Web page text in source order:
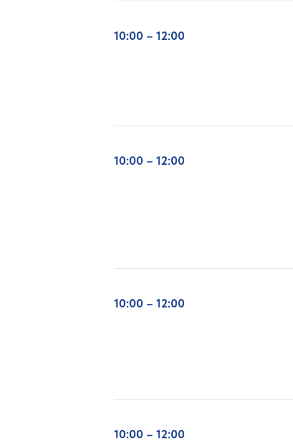
10:00 – 12:00
10:00 – 12:00
10:00 – 12:00
10:00 – 12:00